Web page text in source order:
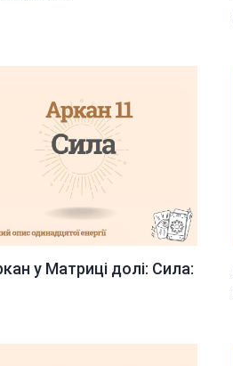
у Матриці долі: Сила: